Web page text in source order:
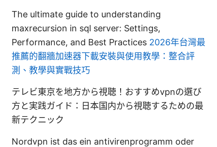
The ultimate guide to understanding
maxrecursion in sql server: Settings,
Performance, and Best Practices 2026年台灣最
推薦的翻牆加速器下載安裝與使用教學：整合評
測、教學與實戰技巧
テレビ東京を地方から視聴！おすすめvpnの選び
方と実践ガイド：日本国内から視聴するための最
新テクニック
Nordvpn ist das ein antivirenprogramm oder